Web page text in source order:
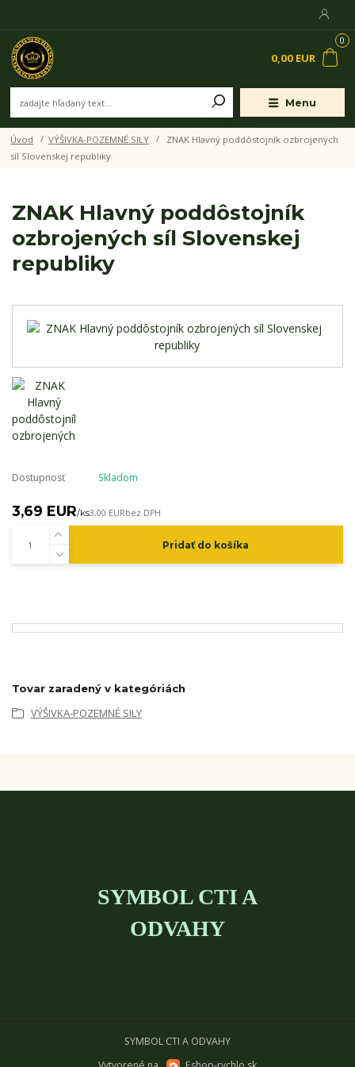
Menu
0
0,00 EUR
Úvod VÝŠIVKA-POZEMNÉ SILY
ZNAK Hlavný poddôstojník ozbrojených
síl Slovenskej republiky
ZNAK Hlavný poddôstojník
ozbrojených síl Slovenskej
republiky
Dostupnosť Skladom
3,69 EUR/ks3,00 EURbez DPH
Pridať do košíka
Tovar zaradený v kategóriách
VÝŠIVKA-POZEMNÉ SILY
SYMBOL CTI A
ODVAHY
SYMBOL CTI A ODVAHY